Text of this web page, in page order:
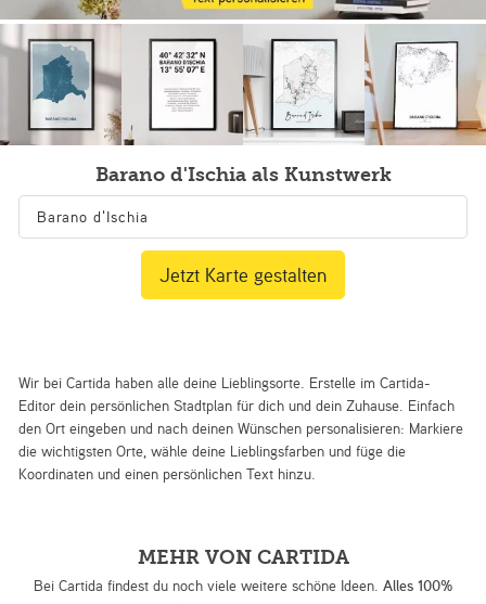
Barano d'Ischia als Kunstwerk
Wir bei Cartida haben alle deine Lieblingsorte. Erstelle im Cartida-
Editor dein persönlichen Stadtplan für dich und dein Zuhause. Einfach
den Ort eingeben und nach deinen Wünschen personalisieren: Markiere
die wichtigsten Orte, wähle deine Lieblingsfarben und füge die
Koordinaten und einen persönlichen Text hinzu.
Jetzt Karte gestalten
MEHR VON CARTIDA
Bei Cartida findest du noch viele weitere schöne Ideen. Alles 100%